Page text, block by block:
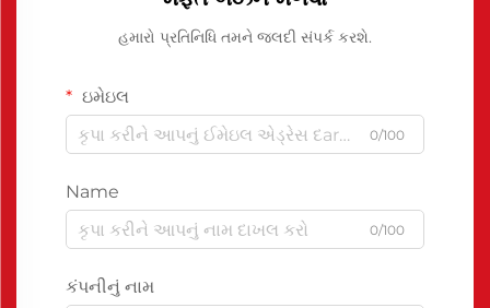
હમારો પ્રતિનિધિ તમને જલદી સંપર્ક કરશે.
ઇમેઇલ
0/100
Name
0/100
કંપનીનું નામ